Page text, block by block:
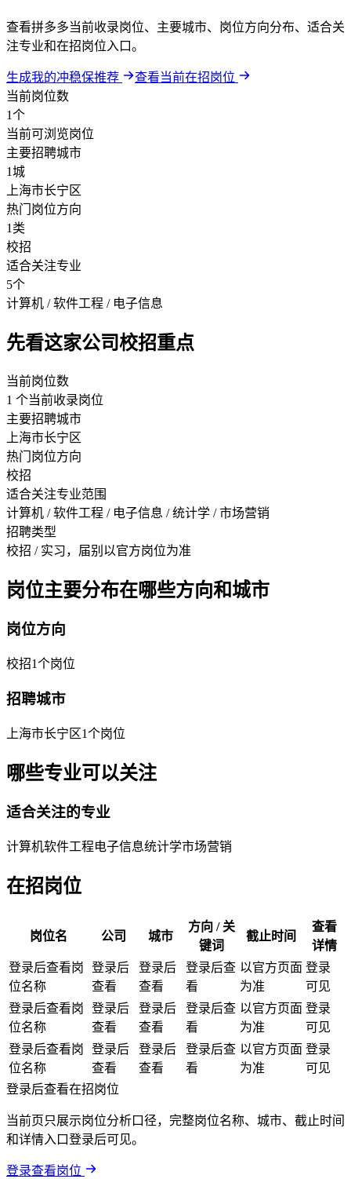
查看拼多多当前收录岗位、主要城市、岗位方向分布、适合关
注专业和在招岗位入口。
生成我的冲稳保推荐
查看当前在招岗位
当前岗位数
1个
当前可浏览岗位
主要招聘城市
1城
上海市长宁区
热门岗位方向
1类
校招
适合关注专业
5个
计算机 / 软件工程 / 电子信息
先看这家公司校招重点
当前岗位数
1 个当前收录岗位
主要招聘城市
上海市长宁区
热门岗位方向
校招
适合关注专业范围
计算机 / 软件工程 / 电子信息 / 统计学 / 市场营销
招聘类型
校招 / 实习，届别以官方岗位为准
岗位主要分布在哪些方向和城市
岗位方向
校招1个岗位
招聘城市
上海市长宁区1个岗位
哪些专业可以关注
适合关注的专业
计算机软件工程电子信息统计学市场营销
在招岗位
岗位名 公司 城市
方向 / 关
键词
截止时间
查看
详情
登录后查看岗
位名称
登录后
查看
登录后
查看
登录后查
看
以官方页面
为准
登录
可见
登录后查看岗
位名称
登录后
查看
登录后
查看
登录后查
看
以官方页面
为准
登录
可见
登录后查看岗
位名称
登录后
查看
登录后
查看
登录后查
看
以官方页面
为准
登录
可见
登录后查看在招岗位
当前页只展示岗位分析口径，完整岗位名称、城市、截止时间
和详情入口登录后可见。
登录查看岗位